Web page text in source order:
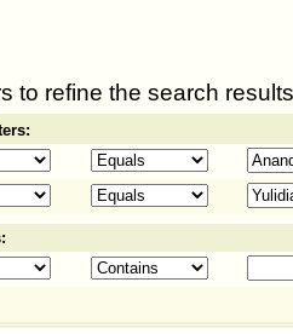
to refine the search